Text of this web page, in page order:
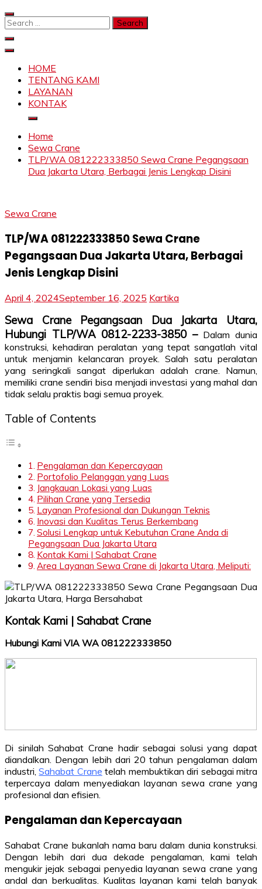
Skip
to
Search
SKYLIFTHOME
TENTANG KAMI
LAYANAN
KONTAK
Home
Sewa Crane
TLP/WA 081222333850 Sewa Crane Pegangsaan
Dua Jakarta Utara, Berbagai Jenis Lengkap Disini
Sewa Crane
TLP/WA 081222333850 Sewa Crane
Pegangsaan Dua Jakarta Utara, Berbagai
Jenis Lengkap Disini
April 4, 2024September 16, 2025 Kartika
Sewa Crane Pegangsaan Dua Jakarta Utara,
Hubungi TLP/WA 0812-2233-3850 – Dalam dunia
konstruksi, kehadiran peralatan yang tepat sangatlah vital
untuk menjamin kelancaran proyek. Salah satu peralatan
yang seringkali sangat diperlukan adalah crane. Namun,
memiliki crane sendiri bisa menjadi investasi yang mahal dan
tidak selalu praktis bagi semua proyek.
Table of Contents
Pengalaman dan Kepercayaan
Portofolio Pelanggan yang Luas
Jangkauan Lokasi yang Luas
Pilihan Crane yang Tersedia
Layanan Profesional dan Dukungan Teknis
Inovasi dan Kualitas Terus Berkembang
Solusi Lengkap untuk Kebutuhan Crane Anda di
Pegangsaan Dua Jakarta Utara
Kontak Kami | Sahabat Crane
Area Layanan Sewa Crane di Jakarta Utara, Meliputi:
Kontak Kami | Sahabat Crane
Hubungi Kami VIA WA 081222333850
Di sinilah Sahabat Crane hadir sebagai solusi yang dapat
diandalkan. Dengan lebih dari 20 tahun pengalaman dalam
industri,Sahabat Crane telah membuktikan diri sebagai mitra
terpercaya dalam menyediakan layanan sewa crane yang
profesional dan efisien.
Pengalaman dan Kepercayaan
Sahabat Crane bukanlah nama baru dalam dunia konstruksi.
Dengan lebih dari dua dekade pengalaman, kami telah
mengukir jejak sebagai penyedia layanan sewa crane yang
andal dan berkualitas. Kualitas layanan kami telah banyak